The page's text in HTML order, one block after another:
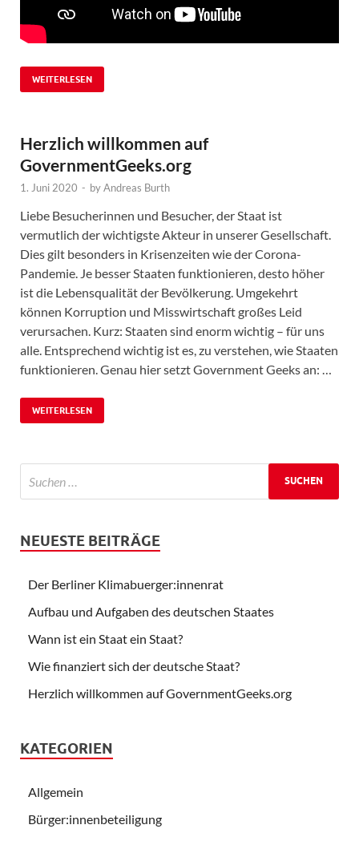
WEITERLESEN
Herzlich willkommen auf
GovernmentGeeks.org
1. Juni 2020 - byAndreas Burth
Liebe Besucherinnen und Besucher, der Staat ist
vermutlich der wichtigste Akteur in unserer Gesellschaft.
Dies gilt besonders in Krisenzeiten wie der Corona-
Pandemie. Je besser Staaten funktionieren, desto höher
ist die Lebensqualität der Bevölkerung. Umgekehrt
können Korruption und Misswirtschaft großes Leid
verursachen. Kurz: Staaten sind enorm wichtig – für uns
alle. Entsprechend wichtig ist es, zu verstehen, wie Staaten
funktionieren. Genau hier setzt Government Geeks an: …
WEITERLESEN
NEUESTE BEITRÄGE
Der Berliner Klimabuerger:innenrat
Aufbau und Aufgaben des deutschen Staates
Wann ist ein Staat ein Staat?
Wie finanziert sich der deutsche Staat?
Herzlich willkommen auf GovernmentGeeks.org
KATEGORIEN
Allgemein
Bürger:innenbeteiligung